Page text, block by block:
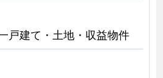
戸建て・土地・収益物件